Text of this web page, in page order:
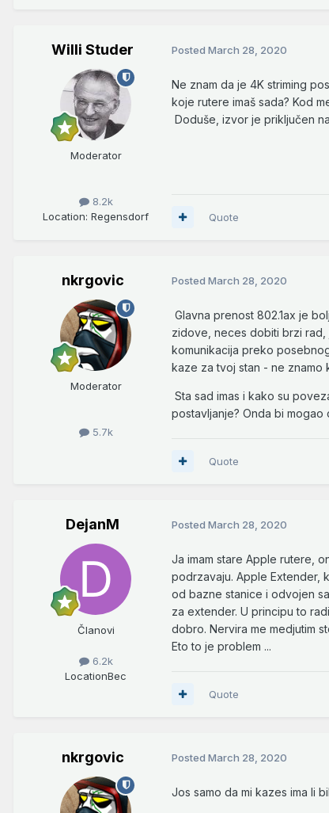
Willi Studer
Moderator
8.2k
Location: Regensdorf
Posted March 28, 2020
Ne znam da je 4K striming
koje rutere imaš sada? Kod
Doduše, izvor je priključen
Quote
nkrgovic
Moderator
5.7k
Posted March 28, 2020
Glavna prenost 802.1ax je
zidove, neces dobiti brzi rad,
komunikacija preko
kaze za tvoj stan - ne znamo
Sta sad imas i kako su
postavljanje? Onda bi
Quote
DejanM
Članovi
6.2k
LocationBec
Posted March 28, 2020
Ja imam stare Apple rutere,
podrzavaju. Apple Extender,
od bazne stanice i odvojen
za extender. U principu to
dobro. Nervira me medjutim
Eto to je problem ...
Quote
nkrgovic Posted March 28, 2020
Jos samo da mi kazes ima li